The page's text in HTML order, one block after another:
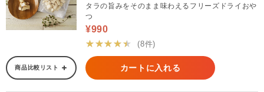
タラの旨みをそのまま味わえるフリーズドライおや
つ
¥990
★★★★★
(8件)
商品比較リスト カートに入れる